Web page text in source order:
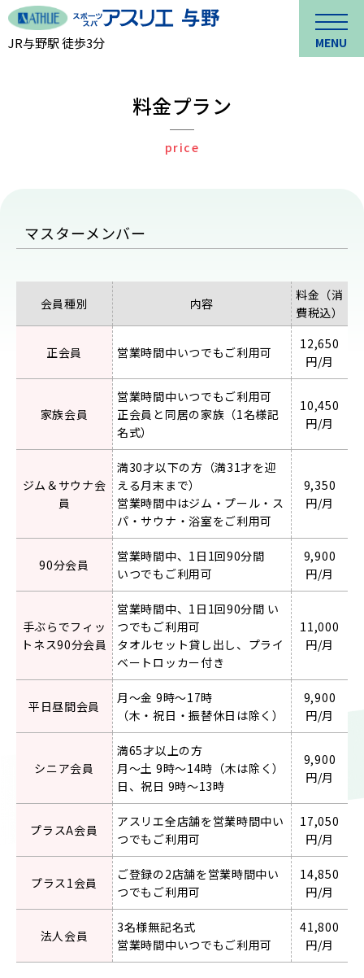
JR与野駅 徒歩3分 MENU
料金プラン
price
マスターメンバー
会員種別 内容
料金（消
費税込）
正会員 営業時間中いつでもご利用可
12,650
円/月
家族会員
営業時間中いつでもご利⽤可
正会員と同居の家族（1名様記
名式）
10,450
円/月
ジム＆サウナ会
員
満30才以下の⽅（満31才を迎
える⽉末まで）
営業時間中はジム‧プール‧ス
パ‧サウナ‧浴室をご利⽤可
9,350
円/月
90分会員
営業時間中、1⽇1回90分間
いつでもご利⽤可
9,900
円/月
手ぶらでフィッ
トネス90分会員
営業時間中、1⽇1回90分間 い
つでもご利⽤可
タオルセット貸し出し、プライ
ベートロッカー付き
11,000
円/月
平⽇昼間会員
⽉〜⾦ 9時〜17時
（⽊‧祝⽇‧振替休⽇は除く）
9,900
円/月
シニア会員
満65才以上の⽅
⽉〜土 9時〜14時（⽊は除く）
日、祝日 9時〜13時
9,900
円/月
プラスA会員
アスリエ全店舗を営業時間中い
つでもご利用可
17,050
円/月
プラス1会員
ご登録の2店舗を営業時間中い
つでもご利用可
14,850
円/月
法人会員
3名様無記名式
営業時間中いつでもご利用可
41,800
円/月